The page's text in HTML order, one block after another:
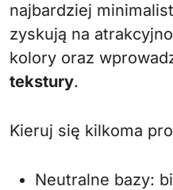
najbardziej
zyskują na
kolory oraz
tekstury.
Kieruj się kilkoma
Neutralne bazy: